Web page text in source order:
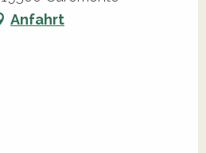
Anfahrt